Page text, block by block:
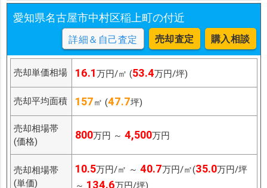
愛知県名古屋市中村区稲上町の付近
詳細＆自己査定 売却査定 購入相談
売却単価相場 16.1万円/㎡ (53.4万円/坪)
売却平均面積 157㎡ (47.7坪)
売却相場帯
(価格)
800万円 ～ 4,500万円
売却相場帯
(単価)
10.5万円/㎡ ～ 40.7万円/㎡(35.0万円/坪
～ 134.6万円/坪)